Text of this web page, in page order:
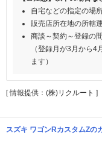
自宅などの指定の場
販売店所在地の所轄
商談～契約～登録の
（登録月が3月から4
ます）
[ 情報提供：(株)リクルート ]
スズキ ワゴンRカスタムZの